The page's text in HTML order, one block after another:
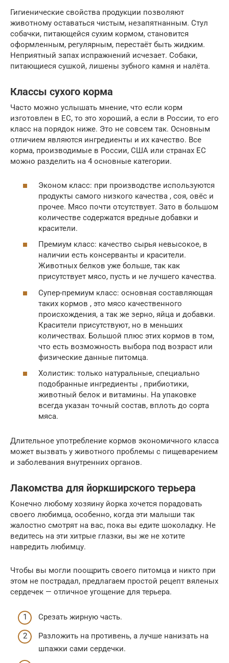
Гигиенические свойства продукции позволяют
животному оставаться чистым, незапятнанным. Стул
собачки, питающейся сухим кормом, становится
оформленным, регулярным, перестаёт быть жидким.
Неприятный запах испражнений исчезает. Собаки,
питающиеся сушкой, лишены зубного камня и налёта.
Классы сухого корма
Часто можно услышать мнение, что если корм
изготовлен в ЕС, то это хороший, а если в России, то его
класс на порядок ниже. Это не совсем так. Основным
отличием являются ингредиенты и их качество. Все
корма, производимые в России, США или странах ЕС
можно разделить на 4 основные категории.
Эконом класс: при производстве используются
продукты самого низкого качества , соя, овёс и
прочее. Мясо почти отсутствует. Зато в большом
количестве содержатся вредные добавки и
красители.
Премиум класс: качество сырья невысокое, в
наличии есть консерванты и красители.
Животных белков уже больше, так как
присутствует мясо, пусть и не лучшего качества.
Супер-премиум класс: основная составляющая
таких кормов , это мясо качественного
происхождения, а так же зерно, яйца и добавки.
Красители присутствуют, но в меньших
количествах. Большой плюс этих кормов в том,
что есть возможность выбора под возраст или
физические данные питомца.
Холистик: только натуральные, специально
подобранные ингредиенты , прибиотики,
животный белок и витамины. На упаковке
всегда указан точный состав, вплоть до сорта
мяса.
Длительное употребление кормов экономичного класса
может вызвать у животного проблемы с пищеварением
и заболевания внутренних органов.
Лакомства для йоркширского терьера
Конечно любому хозяину йорка хочется порадовать
своего любимца, особенно, когда эти малыши так
жалостно смотрят на вас, пока вы едите шоколадку. Не
ведитесь на эти хитрые глазки, вы же не хотите
навредить любимцу.
Чтобы вы могли поощрить своего питомца и никто при
этом не пострадал, предлагаем простой рецепт вяленых
сердечек — отличное угощение для терьера.
Срезать жирную часть.
Разложить на противень, а лучше нанизать на
шпажки сами сердечки.